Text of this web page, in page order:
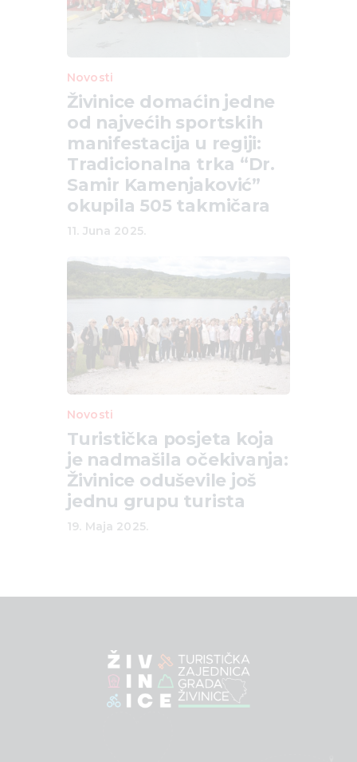
Novosti
Živinice domaćin jedne
od najvećih sportskih
manifestacija u regiji:
Tradicionalna trka “Dr.
Samir Kamenjaković”
okupila 505 takmičara
11. Juna 2025.
Novosti
Turistička posjeta koja
je nadmašila očekivanja:
Živinice oduševile još
jednu grupu turista
19. Maja 2025.